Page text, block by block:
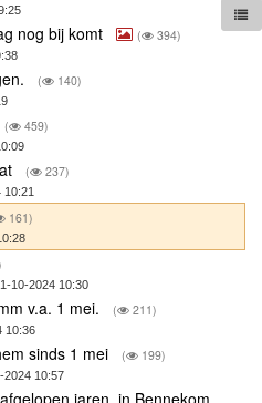
nog bij komt ( 394)
( 140)
( 459)
( 237)
10:21
161)
10-2024 10:30
v.a. 1 mei. ( 211)
10:36
sinds 1 mei ( 199)
2024 10:57
jaren, in Bennekom.